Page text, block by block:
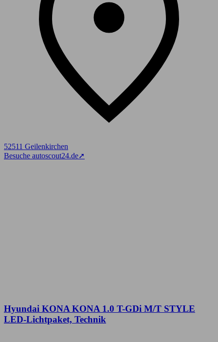
52511 Geilenkirchen
Besuche autoscout24.de➚
Hyundai KONA KONA 1.0 T-GDi M/T STYLE
LED-Lichtpaket, Technik